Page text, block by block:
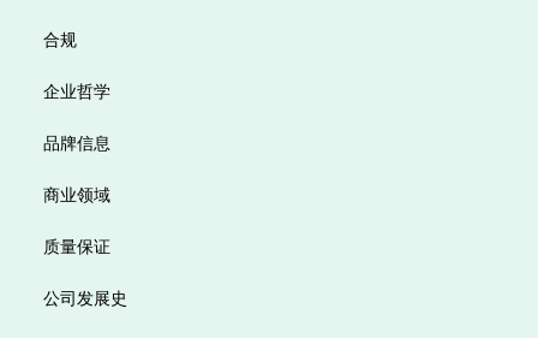
合规
企业哲学
品牌信息
商业领域
质量保证
公司发展史